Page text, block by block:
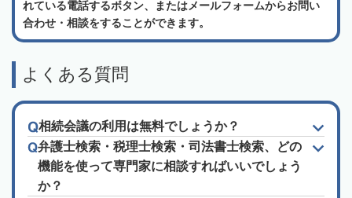
れている電話するボタン、またはメールフォームからお問い
合わせ・相談をすることができます。
よくある質問
相続会議の利用は無料でしょうか？
弁護士検索・税理士検索・司法書士検索、どの
機能を使って専門家に相談すればいいでしょう
か？